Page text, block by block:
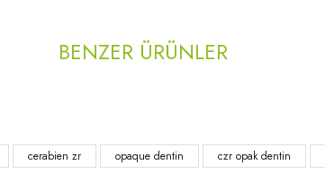
BENZER ÜRÜNLER
cerabien zr opaque dentin czr opak dentin